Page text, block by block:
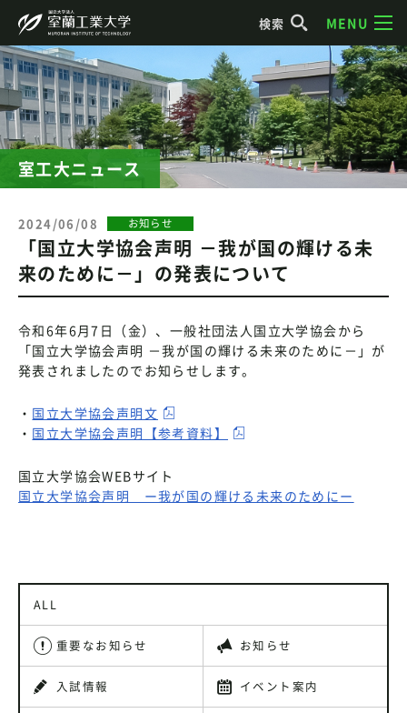
検索 MENU
室工大ニュース
2024/06/08 お知らせ
「国立大学協会声明 －我が国の輝ける未
来のために－」の発表について
令和6年6月7日（金）、一般社団法人国立大学協会から
「国立大学協会声明 －我が国の輝ける未来のために－」が
発表されましたのでお知らせします。
・ 国立大学協会声明文
・ 国立大学協会声明【参考資料】
国立大学協会WEBサイト
国立大学協会声明 ー我が国の輝ける未来のためにー
ALL
重要なお知らせ お知らせ
入試情報 イベント案内